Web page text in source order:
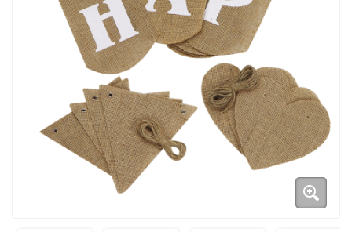
Duurzame verpakkingen
Bedrukte verpakkingen